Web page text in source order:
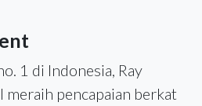
1 di Indonesia, Ray
pencapaian berkat